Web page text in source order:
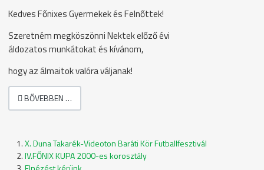
Kedves Főnixes Gyermekek és Felnőttek!
Szeretném megköszönni Nektek előző évi
áldozatos munkátokat és kívánom,
hogy az álmaitok valóra váljanak!
BŐVEBBEN …
X. Duna Takarék-Videoton Baráti Kör Futballfesztivál
IV.FŐNIX KUPA 2000-es korosztály